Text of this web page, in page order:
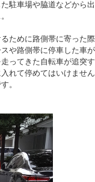
駐車場や脇道などから
ために路側帯に寄った
や路側帯に停車した車
ってきた自転車が追突
れて停めてはいけませ
。